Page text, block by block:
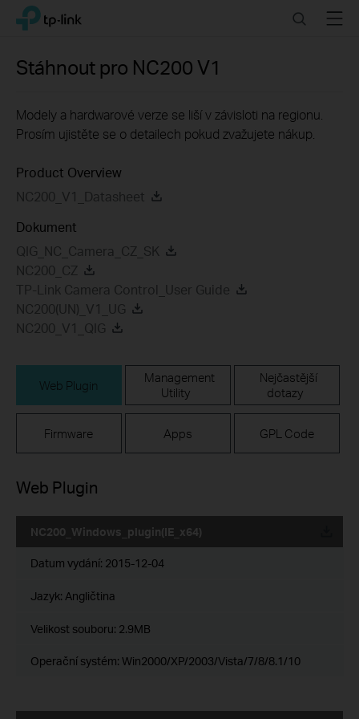
Click
navigation
TP-Link, Reliably Smart SearchMenu
Stáhnout pro NC200 V1
Modely a hardwarové verze se liší v závisloti na regionu.
Prosím ujistěte se o detailech pokud zvažujete nákup.
Product Overview
NC200_V1_Datasheet
Dokument
QIG_NC_Camera_CZ_SK
NC200_CZ
TP-Link Camera Control_User Guide
NC200(UN)_V1_UG
NC200_V1_QIG
Web Plugin
Management
Utility
Nejčastější
dotazy
Firmware Apps GPL Code
Web Plugin
NC200_Windows_plugin(IE_x64)
Datum vydání: 2015-12-04
Jazyk: Angličtina
Velikost souboru: 2.9MB
Operační systém: Win2000/XP/2003/Vista/7/8/8.1/10